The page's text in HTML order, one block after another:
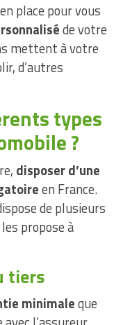
place pour vous
de votre
mettent à votre
d’autres
types
?
disposer d’une
en France.
de plusieurs
propose à
tiers
minimaleque